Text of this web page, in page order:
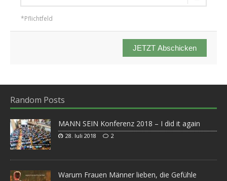
*Pflichtfeld
JETZT Abschicken
Random Posts
MANN SEIN Konferenz 2018 – I did it again
28. Juli 2018 2
Warum Frauen Männer lieben, die Gefühle